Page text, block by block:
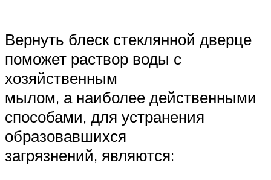
Вернуть блеск стеклянной дверце
поможет раствор воды с
хозяйственным
мылом, а наиболее действенными
способами, для устранения
образовавшихся
загрязнений, являются: